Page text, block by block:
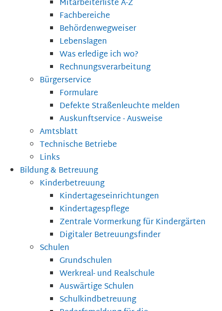
Mitarbeiterliste A-Z
Fachbereiche
Behördenwegweiser
Lebenslagen
Was erledige ich wo?
Rechnungsverarbeitung
Bürgerservice
Formulare
Defekte Straßenleuchte melden
Auskunftservice - Ausweise
Amtsblatt
Technische Betriebe
Links
Bildung & Betreuung
Kinderbetreuung
Kindertageseinrichtungen
Kindertagespflege
Zentrale Vormerkung für Kindergärten
Digitaler Betreuungsfinder
Schulen
Grundschulen
Werkreal- und Realschule
Auswärtige Schulen
Schulkindbetreuung